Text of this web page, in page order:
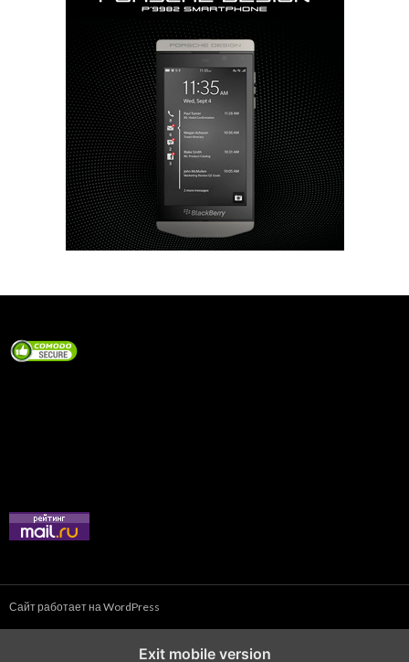
Сайт работает на WordPress
Exit mobile version